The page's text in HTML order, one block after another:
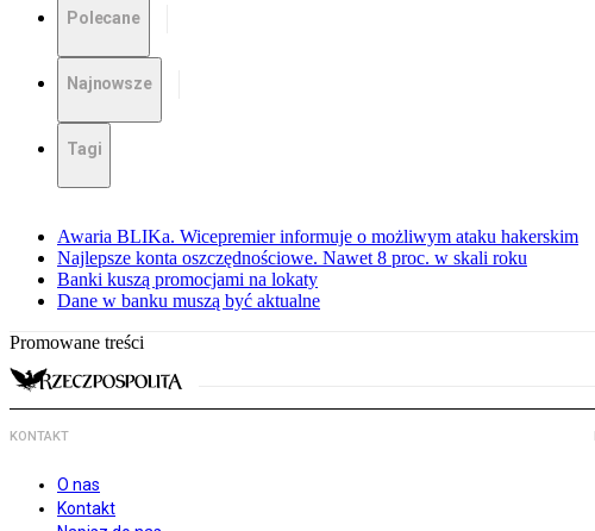
Polecane
Najnowsze
Tagi
Awaria BLIKa. Wicepremier informuje o możliwym ataku hakerskim
Najlepsze konta oszczędnościowe. Nawet 8 proc. w skali roku
Banki kuszą promocjami na lokaty
Dane w banku muszą być aktualne
Promowane treści
KONTAKT
O nas
Kontakt